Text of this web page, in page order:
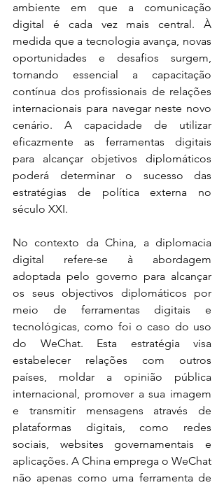
ambiente em que a comunicação
digital é cada vez mais central. À
medida que a tecnologia avança, novas
oportunidades e desafios surgem,
tornando essencial a capacitação
contínua dos profissionais de relações
internacionais para navegar neste novo
cenário. A capacidade de utilizar
eficazmente as ferramentas digitais
para alcançar objetivos diplomáticos
poderá determinar o sucesso das
estratégias de política externa no
século XXI.
No contexto da China, a diplomacia
digital refere-se à abordagem
adoptada pelo governo para alcançar
os seus objectivos diplomáticos por
meio de ferramentas digitais e
tecnológicas, como foi o caso do uso
do WeChat. Esta estratégia visa
estabelecer relações com outros
países, moldar a opinião pública
internacional, promover a sua imagem
e transmitir mensagens através de
plataformas digitais, como redes
sociais, websites governamentais e
aplicações. A China emprega o WeChat
não apenas como uma ferramenta de